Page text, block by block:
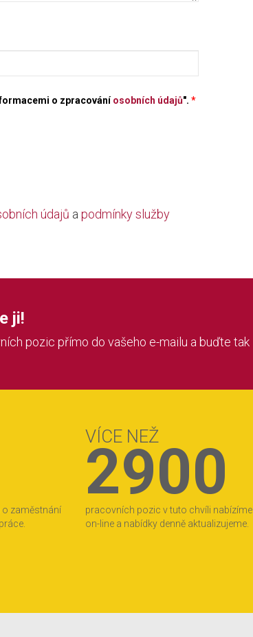
o zpracováníosobních údajů". *
údajů a podmínky služby
ji!
pozic přímo do vašeho e-mailu a buďte tak
o zaměstnání
VÍCE NEŽ
2900
pracovních pozic v tuto chvíli nabízíme
on-line a nabídky denně aktualizujeme.